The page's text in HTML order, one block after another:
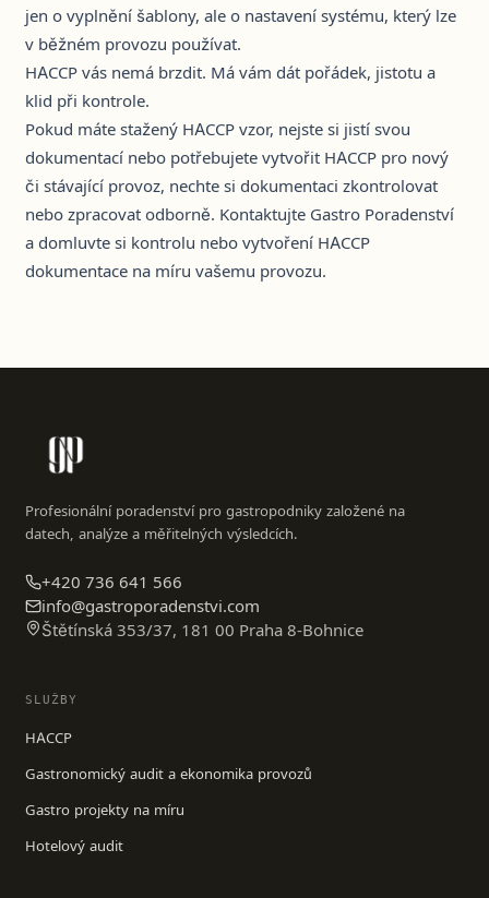
jen o vyplnění šablony, ale o nastavení systému, který lze
v běžném provozu používat.
HACCP vás nemá brzdit. Má vám dát pořádek, jistotu a
klid při kontrole.
Pokud máte stažený HACCP vzor, nejste si jistí svou
dokumentací nebo potřebujete vytvořit HACCP pro nový
či stávající provoz, nechte si dokumentaci zkontrolovat
nebo zpracovat odborně. Kontaktujte Gastro Poradenství
a domluvte si kontrolu nebo vytvoření HACCP
dokumentace na míru vašemu provozu.
Profesionální poradenství pro gastropodniky založené na
datech, analýze a měřitelných výsledcích.
+420 736 641 566
info@gastroporadenstvi.com
Štětínská 353/37, 181 00 Praha 8-Bohnice
SLUŽBY
HACCP
Gastronomický audit a ekonomika provozů
Gastro projekty na míru
Hotelový audit